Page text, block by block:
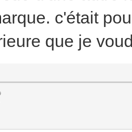
c'était
que je